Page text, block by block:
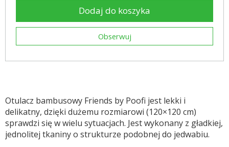
Dodaj do koszyka
Obserwuj
Otulacz bambusowy Friends by Poofi jest lekki i
delikatny, dzięki dużemu rozmiarowi (120×120 cm)
sprawdzi się w wielu sytuacjach. Jest wykonany z gładkiej,
jednolitej tkaniny o strukturze podobnej do jedwabiu.